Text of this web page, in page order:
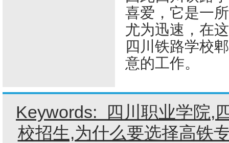
喜爱，它是一
尤为迅速，在
四川铁路学校
意的工作。
Keywords: 四川职业学院,
校招生,为什么要选择高铁